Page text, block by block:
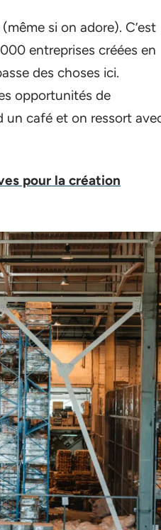
si on adore). C’est
entreprises créées en
des choses ici.
opportunités de
un café et on ressort
pour la création